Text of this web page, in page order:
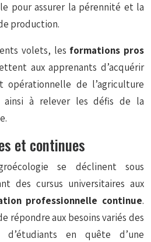
pour assurer la pérennité et la
production.
volets, lesformations pros
aux apprenants d’acquérir
opérationnelle de l’agriculture
ainsi à relever les défis de la
et continues
se déclinent sous
des cursus universitaires aux
professionnelle continue.
répondre aux besoins variés des
d’étudiants en quête d’une